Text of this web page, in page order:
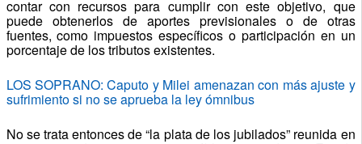
contar con recursos para cumplir con este objetivo, que
puede obtenerlos de aportes previsionales o de otras
fuentes, como impuestos específicos o participación en un
porcentaje de los tributos existentes.
LOS SOPRANO: Caputo y Milei amenazan con más ajuste y
sufrimiento si no se aprueba la ley ómnibus
No se trata entonces de “la plata de los jubilados” reunida en